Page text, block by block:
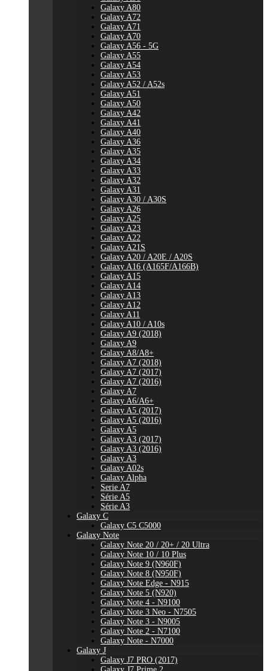
Galaxy A80
Galaxy A72
Galaxy A71
Galaxy A70
Galaxy A56 - 5G
Galaxy A55
Galaxy A54
Galaxy A53
Galaxy A52 / A52s
Galaxy A51
Galaxy A50
Galaxy A42
Galaxy A41
Galaxy A40
Galaxy A36
Galaxy A35
Galaxy A34
Galaxy A33
Galaxy A32
Galaxy A31
Galaxy A30 / A30S
Galaxy A26
Galaxy A25
Galaxy A23
Galaxy A22
Galaxy A21S
Galaxy A20 / A20E / A20S
Galaxy A16 (A165F/A166B)
Galaxy A15
Galaxy A14
Galaxy A13
Galaxy A12
Galaxy A11
Galaxy A10 / A10s
Galaxy A9 (2018)
Galaxy A9
Galaxy A8/A8+
Galaxy A7 (2018)
Galaxy A7 (2017)
Galaxy A7 (2016)
Galaxy A7
Galaxy A6/A6+
Galaxy A5 (2017)
Galaxy A5 (2016)
Galaxy A5
Galaxy A3 (2017)
Galaxy A3 (2016)
Galaxy A3
Galaxy A02s
Galaxy Alpha
Serie A7
Série A5
Série A3
Galaxy C
Galaxy C5 C5000
Galaxy Note
Galaxy Note 20 / 20+ / 20 Ultra
Galaxy Note 10 / 10 Plus
Galaxy Note 9 (N960F)
Galaxy Note 8 (N950F)
Galaxy Note Edge - N915
Galaxy Note 5 (N920)
Galaxy Note 4 - N9100
Galaxy Note 3 Neo - N7505
Galaxy Note 3 - N9005
Galaxy Note 2 - N7100
Galaxy Note - N7000
Galaxy J
Galaxy J7 PRO (2017)